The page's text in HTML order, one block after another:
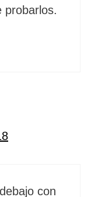
probarlos.
con